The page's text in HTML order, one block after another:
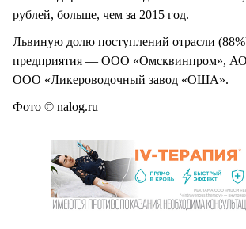
рублей, больше, чем за 2015 год.
Львиную долю поступлений отрасли
предприятия — ООО «Омсквинпром»,
ООО «Ликероводочный завод «ОША».
Фото © nalog.ru